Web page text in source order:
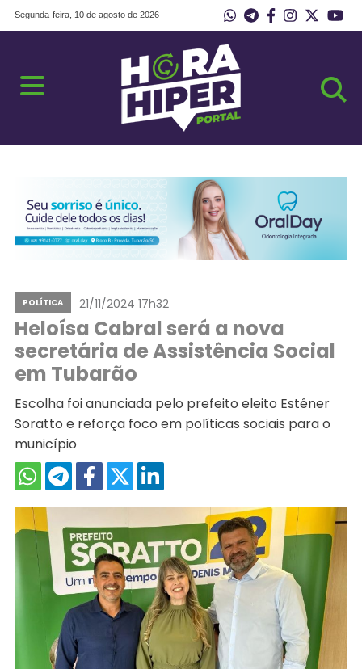
Segunda-feira, 10 de agosto de 2026
POLÍTICA 21/11/2024 17h32
Heloísa Cabral será a nova
secretária de Assistência Social
em Tubarão
Escolha foi anunciada pelo prefeito eleito Estêner
Soratto e reforça foco em políticas sociais para o
município